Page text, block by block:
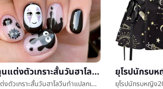
ยุโรปการ์ตูนแต่งตัวเกราะสั้นวันฮาโลวีนทำแปลกเท็จæเกราะปะถอดได้24แผ่นç¾เกราะเกราะแผ่นขายส่ง
ยุโรปการ์ตูนแต่งตัวเกราะสั้นวันฮาโลวีนทำแปลกเท็จæเกราะปะถอดได้24แผ่นç¾เกราะเกราะแผ่นขายส่ง